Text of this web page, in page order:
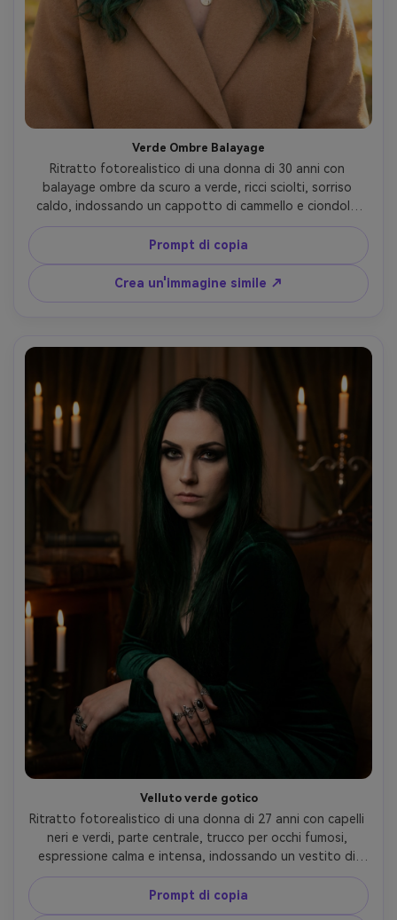
Verde Ombre Balayage
Ritratto fotorealistico di una donna di 30 anni con
balayage ombre da scuro a verde, ricci sciolti, sorriso
caldo, indossando un cappotto di cammello e ciondolo
d'oro, parco all'aperto in autunno, morbida luce
pomeridiana, Nikon Z8, 85mm f/1.4, cornice torace, bokeh
su sfondo cremoso, umore di stile di vita accessibile,
ombre naturali, filamenti di capelli dettagliati, alta
risoluzione- -ar 4:5
Prompt di copia
Crea un'immagine simile ↗
Velluto verde gotico
Ritratto fotorealistico di una donna di 27 anni con capelli
neri e verdi, parte centrale, trucco per occhi fumosi,
espressione calma e intensa, indossando un vestito di
velluto verde scuro e anelli ornati, interno a luce di
candela con ombre lunatiche, luce calda e pratica con
cerchio sottile, Sony A7S III, 50mm f/1.4, primo piano di
Prompt di copia